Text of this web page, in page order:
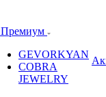
Премиум
GEVORKYAN
COBRA
JEWELRY